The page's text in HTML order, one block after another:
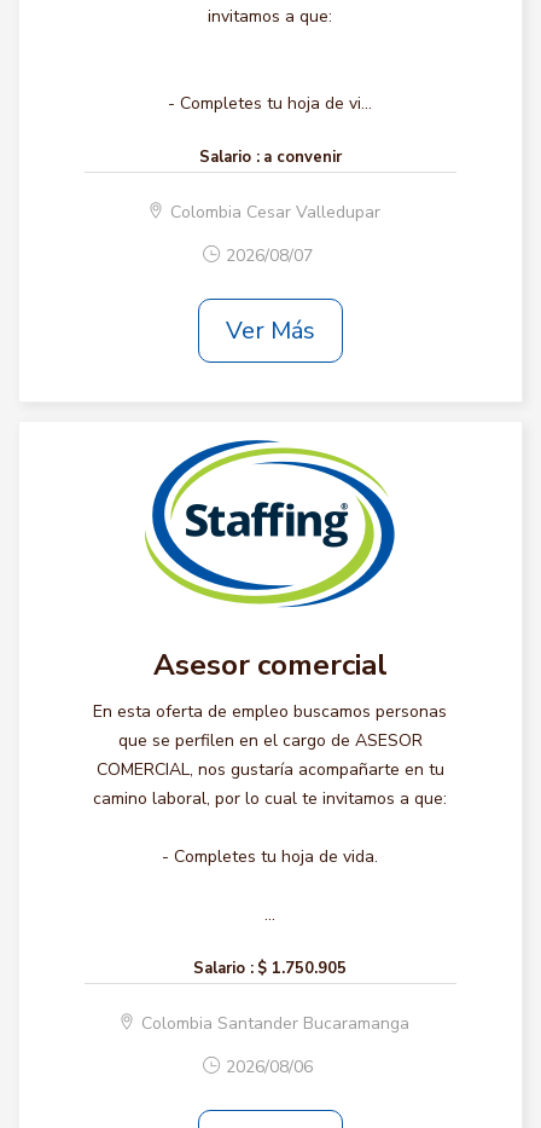
invitamos a que:
- Completes tu hoja de vi...
Salario : a convenir
Colombia Cesar Valledupar
2026/08/07
Ver Más
Asesor comercial
En esta oferta de empleo buscamos personas
que se perfilen en el cargo de ASESOR
COMERCIAL, nos gustaría acompañarte en tu
camino laboral, por lo cual te invitamos a que:
- Completes tu hoja de vida.
...
Salario : $ 1.750.905
Colombia Santander Bucaramanga
2026/08/06